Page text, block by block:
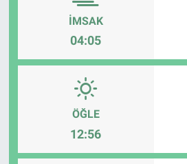
İMSAK
04:05
ÖĞLE
12:56